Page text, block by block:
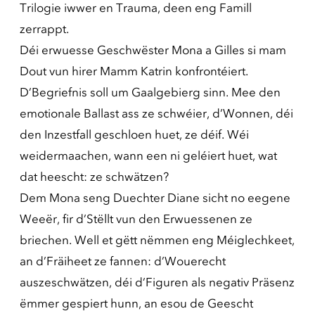
Trilogie iwwer en Trauma, deen eng Famill
zerrappt.
Déi erwuesse Geschwëster Mona a Gilles si mam
Dout vun hirer Mamm Katrin konfrontéiert.
D’Begriefnis soll um Gaalgebierg sinn. Mee den
emotionale Ballast ass ze schwéier, d’Wonnen, déi
den Inzestfall geschloen huet, ze déif. Wéi
weidermaachen, wann een ni geléiert huet, wat
dat heescht: ze schwätzen?
Dem Mona seng Duechter Diane sicht no eegene
Weeër, fir d’Stëllt vun den Erwuessenen ze
briechen. Well et gëtt nëmmen eng Méiglechkeet,
an d’Fräiheet ze fannen: d’Wouerecht
auszeschwätzen, déi d’Figuren als negativ Präsenz
ëmmer gespiert hunn, an esou de Geescht